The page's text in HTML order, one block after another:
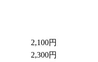
2,100円
2,300円